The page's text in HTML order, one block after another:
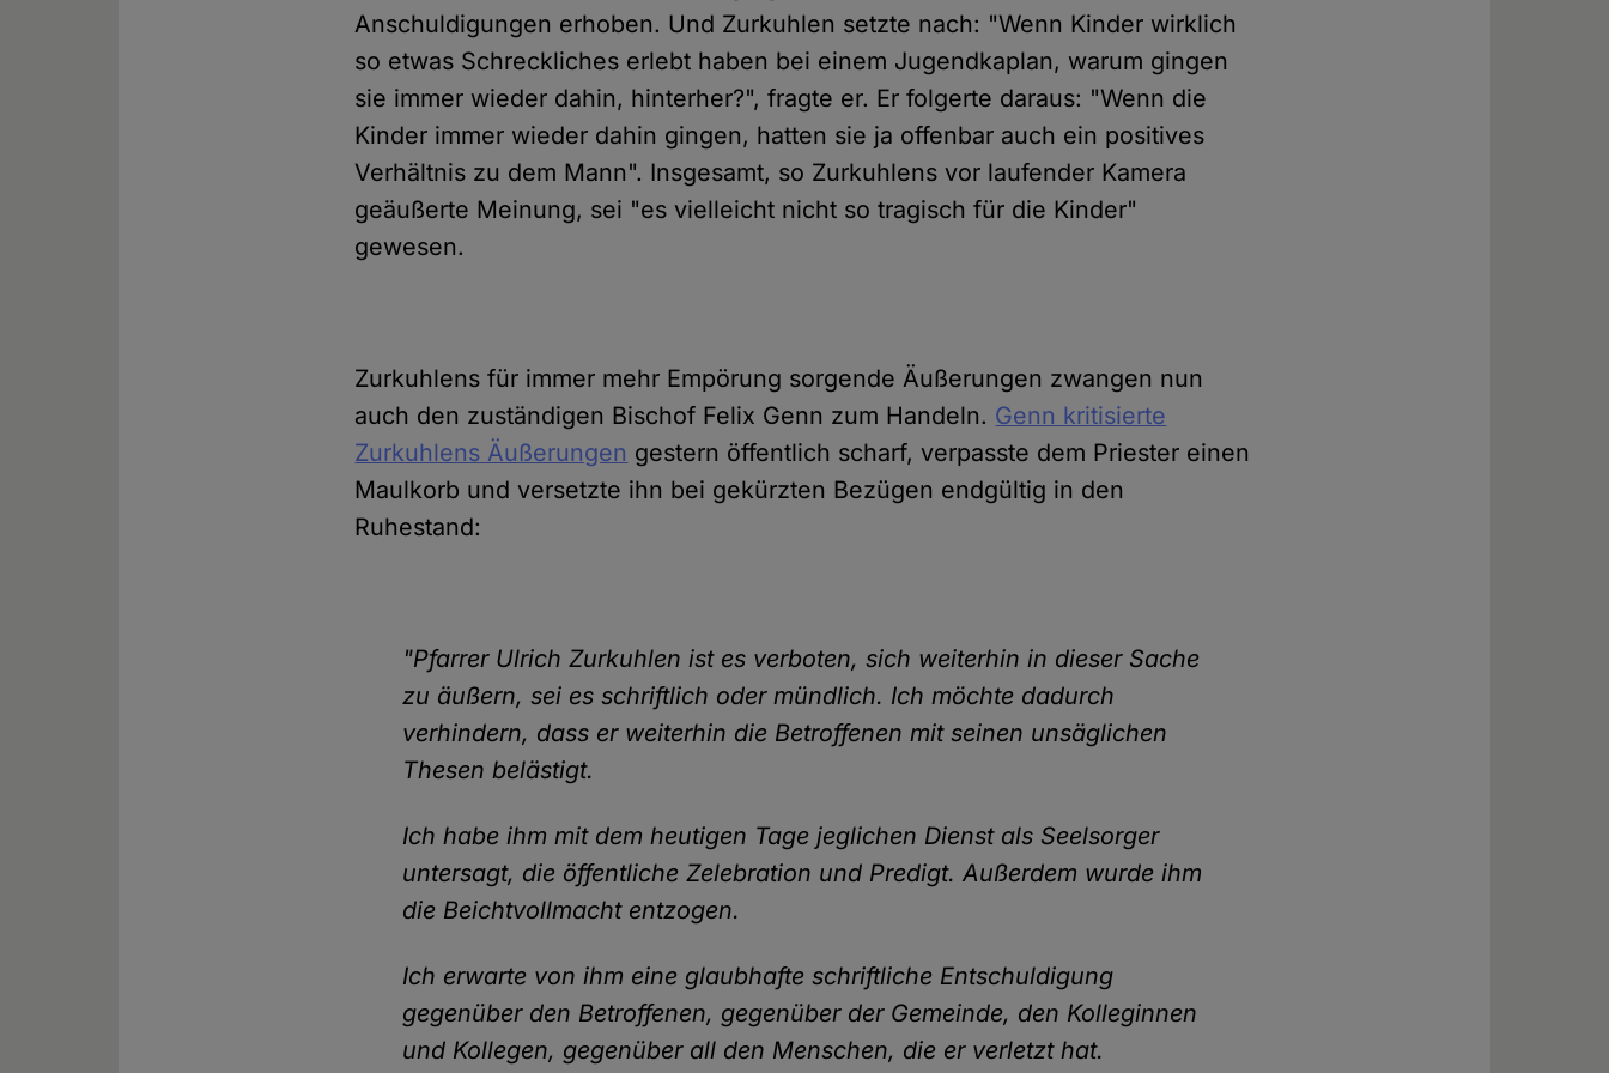
Anschuldigungen erhoben. Und Zurkuhlen setzte nach: "Wenn Kinder wirklich
so etwas Schreckliches erlebt haben bei einem Jugendkaplan, warum gingen
sie immer wieder dahin, hinterher?", fragte er. Er folgerte daraus: "Wenn die
Kinder immer wieder dahin gingen, hatten sie ja offenbar auch ein positives
Verhältnis zu dem Mann". Insgesamt, so Zurkuhlens vor laufender Kamera
geäußerte Meinung, sei "es vielleicht nicht so tragisch für die Kinder"
gewesen.
Zurkuhlens für immer mehr Empörung sorgende Äußerungen zwangen nun
auch den zuständigen Bischof Felix Genn zum Handeln. Genn kritisierte
Zurkuhlens Äußerungen gestern öffentlich scharf, verpasste dem Priester einen
Maulkorb und versetzte ihn bei gekürzten Bezügen endgültig in den
Ruhestand:
"Pfarrer Ulrich Zurkuhlen ist es verboten, sich weiterhin in dieser Sache
zu äußern, sei es schriftlich oder mündlich. Ich möchte dadurch
verhindern, dass er weiterhin die Betroffenen mit seinen unsäglichen
Thesen belästigt.
Ich habe ihm mit dem heutigen Tage jeglichen Dienst als Seelsorger
untersagt, die öffentliche Zelebration und Predigt. Außerdem wurde ihm
die Beichtvollmacht entzogen.
Ich erwarte von ihm eine glaubhafte schriftliche Entschuldigung
gegenüber den Betroffenen, gegenüber der Gemeinde, den Kolleginnen
und Kollegen, gegenüber all den Menschen, die er verletzt hat.